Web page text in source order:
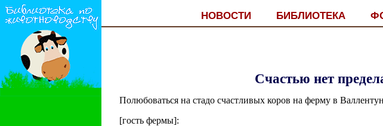
НОВОСТИ БИБЛИОТЕКА
Счастью нет
Полюбоваться на стадо счастливых коров на ферму в
[гость фермы]: